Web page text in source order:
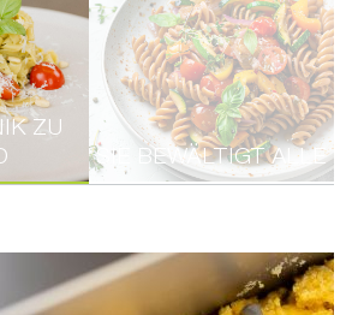
ZU
SIE BEWÄLTIGT ALLE